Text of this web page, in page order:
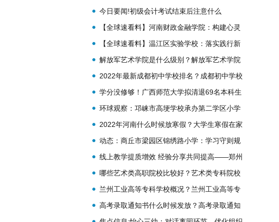
告
的“戏”码
今日要闻!初级会计考试结束后注意什么
【全球速看料】河南财政金融学院：构建心灵
驿站 搭建心灵桥梁
【全球速看料】温江区实验学校：落实践行新
课标，促进教育高质量
解放军艺术学院是什么级别？解放军艺术学院
是985还是211？
2022年最新成都初中学校排名？成都初中学校
排名前二十
学分没修够！广西师范大学拟清退69名本科生
环球观察：邛崃市高埂学校承办第二学区小学
科学送教下乡活动
2022年河南什么时候放寒假？大学生寒假在家
可以学什么？
动态：商丘市梁园区锦绣路小学：学习守则规
范 养成良好习惯
线上教学提质增效 经验分享共同提高——郑州
市经三路小学开展线上教学经验分享会
哪些艺术类高职院校比较好？艺术类专科院校
怎么选？
兰州工业高等专科学校概况？兰州工业高等专
科学校招生情况？
高考录取通知书什么时候发放？高考录取通知